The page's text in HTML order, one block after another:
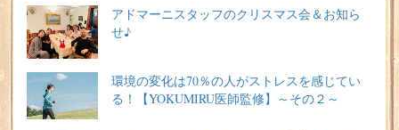
アドマーニスタッフのクリスマス会＆お知ら
せ♪
環境の変化は70％の人がストレスを感じてい
る！【YOKUMIRU医師監修】～その２～